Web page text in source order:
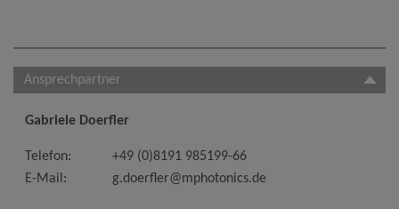
Ansprechpartner
Gabriele Doerfler
Telefon:
+49 (0)8191 985199-66
E-Mail:
g.doerfler@mphotonics.de